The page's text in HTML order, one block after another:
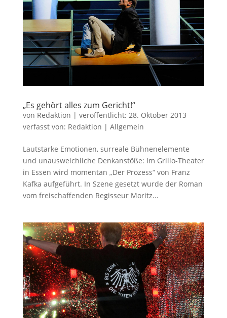
„Es gehört alles zum Gericht!“
von Redaktion | veröffentlicht: 28. Oktober 2013
verfasst von: Redaktion | Allgemein
Lautstarke Emotionen, surreale Bühnenelemente
und unausweichliche Denkanstöße: Im Grillo-Theater
in Essen wird momentan „Der Prozess“ von Franz
Kafka aufgeführt. In Szene gesetzt wurde der Roman
vom freischaffenden Regisseur Moritz...